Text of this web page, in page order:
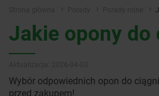
Jakie opony do
Wybór odpowiednich opon do
przed zakupem!